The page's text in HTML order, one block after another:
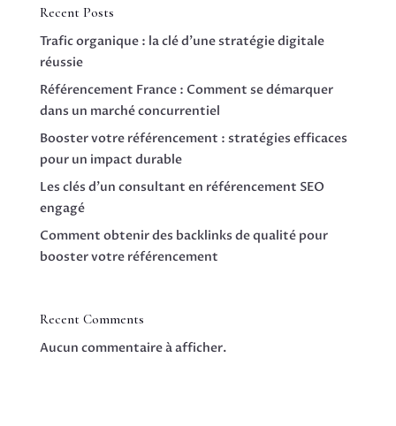
Recent Posts
Trafic organique : la clé d’une stratégie digitale
réussie
Référencement France : Comment se démarquer
dans un marché concurrentiel
Booster votre référencement : stratégies efficaces
pour un impact durable
Les clés d’un consultant en référencement SEO
engagé
Comment obtenir des backlinks de qualité pour
booster votre référencement
Recent Comments
Aucun commentaire à afficher.